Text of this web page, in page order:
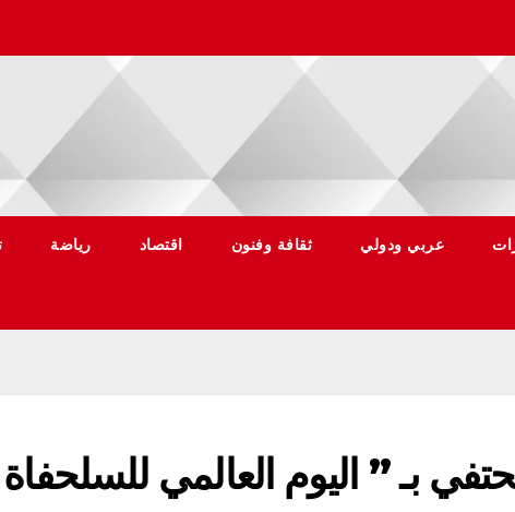
عربي ودولي ثقافة وفنون اقتصاد رياضة
بـ ” اليوم العالمي